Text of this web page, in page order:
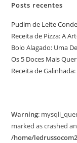
Posts recentes
Pudim de Leite
Receita de Pizza: A
Bolo Alagado: Uma
Os 5 Doces Mais
Receita de
Warning:
marked as crashed
/home/